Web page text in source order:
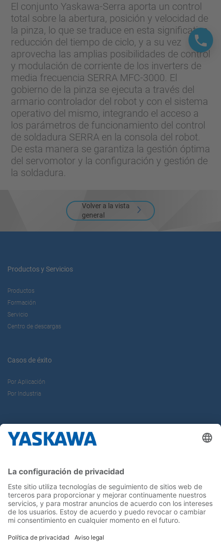
El conjunto Yaskawa-Serra aporta un control
total sobre la abertura, posición y velocidad de
la pinza, lo que se traduce en esta significativa
reducción del tiempo de ciclo, y a su vez
aprovecha las amplias posibilidades de control
y modulación de corriente de los inverters de
media frecuencia SERRA MFC-3000. El
gobierno de la pinza se ejecuta a través del
armario controlador del robot y con el sistema
operativo del mismo, integrando el acceso a
los parámetros de funcionamiento del control
de soldadura SERRA en la consola del robot.
De esta manera se garantiza la gestión óptima
del servomotor y la configuración y gestión de
la soldadura.
Volver a la vista
general
Productos y Servicios
Productos
Formación
Servicio
Centro de descargas
Casos de éxito
Por Aplicación
Por Industria
Contacto
¡Síguenos!